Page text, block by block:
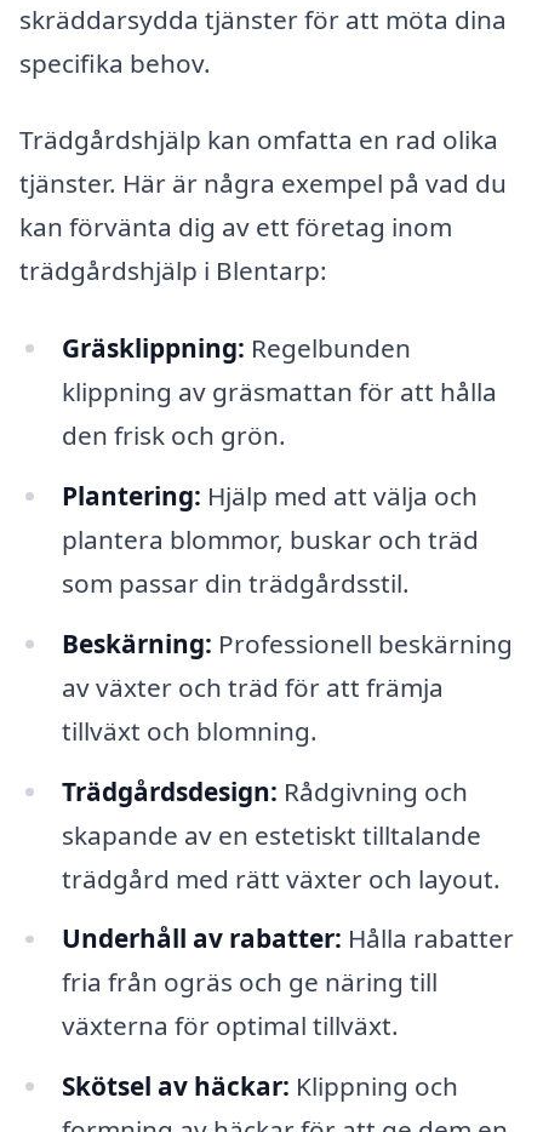
skräddarsydda tjänster för att möta dina
specifika behov.
Trädgårdshjälp kan omfatta en rad olika
tjänster. Här är några exempel på vad du
kan förvänta dig av ett företag inom
trädgårdshjälp i Blentarp:
Gräsklippning: Regelbunden
klippning av gräsmattan för att hålla
den frisk och grön.
Plantering: Hjälp med att välja och
plantera blommor, buskar och träd
som passar din trädgårdsstil.
Beskärning: Professionell beskärning
av växter och träd för att främja
tillväxt och blomning.
Trädgårdsdesign: Rådgivning och
skapande av en estetiskt tilltalande
trädgård med rätt växter och layout.
Underhåll av rabatter: Hålla rabatter
fria från ogräs och ge näring till
växterna för optimal tillväxt.
Skötsel av häckar: Klippning och